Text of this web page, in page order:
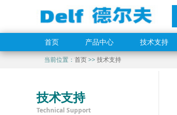
首页 产品中心 技术支持
当前位置： 首页>>技术支持
技术支持
Technical Support